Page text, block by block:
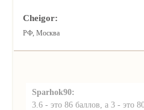
Cheigor:
РФ, Москва
Sparhok90:
3.6 - это 86 баллов, а 3 - это